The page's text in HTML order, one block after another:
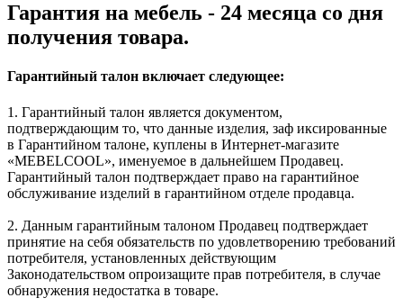
Гарантия на мебель - 24 месяца со дня
получения товара.
Гарантийный талон включает следующее:
1. Гарантийный талон является документом,
подтверждающим то, что данные изделия, заф иксированные
в Гарантийном талоне, куплены в Интернет-магазите
«MEBELCOOL», именуемое в дальнейшем Продавец.
Гарантийный талон подтверждает право на гарантийное
обслуживание изделий в гарантийном отделе продавца.
2. Данным гарантийным талоном Продавец подтверждает
принятие на себя обязательств по удовлетворению требований
потребителя, установленных действующим
Законодательством опроизащите прав потребителя, в случае
обнаружения недостатка в товаре.